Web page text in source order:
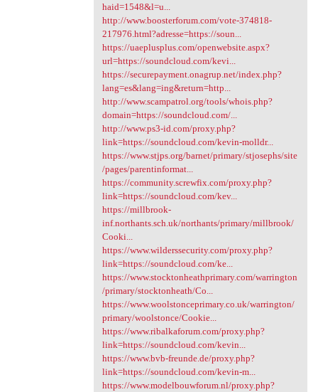
haid=1548&l=u...
http://www.boosterforum.com/vote-374818-
217976.html?adresse=https://soun...
https://uaeplusplus.com/openwebsite.aspx?
url=https://soundcloud.com/kevi...
https://securepayment.onagrup.net/index.php?
lang=es&lang=ing&return=http...
http://www.scampatrol.org/tools/whois.php?
domain=https://soundcloud.com/...
http://www.ps3-id.com/proxy.php?
link=https://soundcloud.com/kevin-molldr...
https://www.stjps.org/barnet/primary/stjosephs/site
/pages/parentinformat...
https://community.screwfix.com/proxy.php?
link=https://soundcloud.com/kev...
https://millbrook-
inf.northants.sch.uk/northants/primary/millbrook/
Cooki...
https://www.wilderssecurity.com/proxy.php?
link=https://soundcloud.com/ke...
https://www.stocktonheathprimary.com/warrington
/primary/stocktonheath/Co...
https://www.woolstonceprimary.co.uk/warrington/
primary/woolstonce/Cookie...
https://www.ribalkaforum.com/proxy.php?
link=https://soundcloud.com/kevin...
https://www.bvb-freunde.de/proxy.php?
link=https://soundcloud.com/kevin-m...
https://www.modelbouwforum.nl/proxy.php?